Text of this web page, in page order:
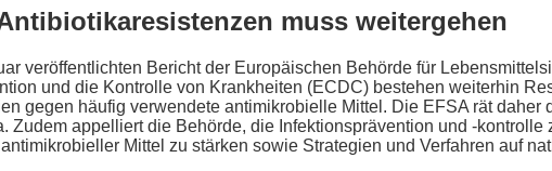
muss weitergehen
veröffentlichten Bericht der Europäischen Behörde für
und die Kontrolle von Krankheiten (ECDC) bestehen weiterhin
gegen häufig verwendete antimikrobielle Mittel. Die EFSA rät daher
Zudem appelliert die Behörde, die Infektionsprävention und -
Mittel zu stärken sowie Strategien und Verfahren auf